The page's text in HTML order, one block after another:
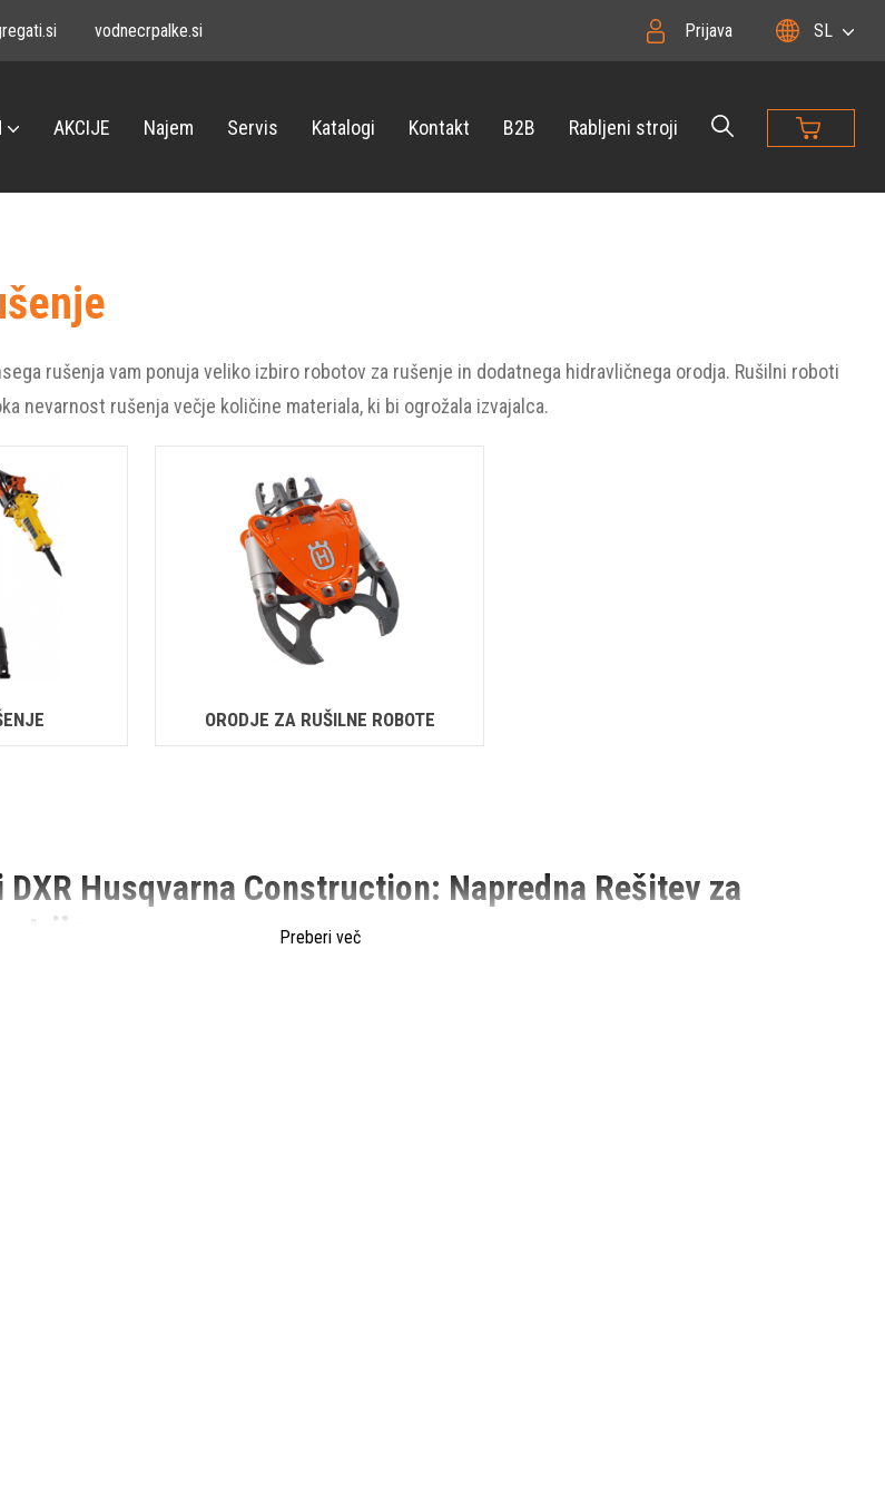
vodnecrpalke.si Prijava SL
AKCIJE Najem Servis Katalogi Kontakt B2B Rabljeni stroji
rušenja vam ponuja veliko izbiro robotov za rušenje in dodatnega hidravličnega orodja. Rušilni roboti
nevarnost rušenja večje količine materiala, ki bi ogrožala izvajalca.
ORODJE ZA RUŠILNE ROBOTE
Husqvarna Construction: Napredna Rešitev za
Preberi več